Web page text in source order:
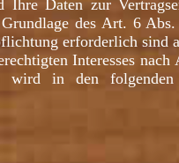
Daten zur
des Art. 6
erforderlich sind
Interesses
wird in den folgenden